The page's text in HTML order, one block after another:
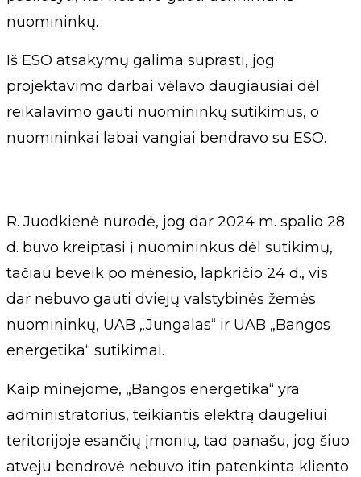
nuomininkų.
Iš ESO atsakymų galima suprasti, jog
projektavimo darbai vėlavo daugiausiai dėl
reikalavimo gauti nuomininkų sutikimus, o
nuomininkai labai vangiai bendravo su ESO.
R. Juodkienė nurodė, jog dar 2024 m. spalio 28
d. buvo kreiptasi į nuomininkus dėl sutikimų,
tačiau beveik po mėnesio, lapkričio 24 d., vis
dar nebuvo gauti dviejų valstybinės žemės
nuomininkų, UAB „Jungalas“ ir UAB „Bangos
energetika“ sutikimai.
Kaip minėjome, „Bangos energetika“ yra
administratorius, teikiantis elektrą daugeliui
teritorijoje esančių įmonių, tad panašu, jog šiuo
atveju bendrovė nebuvo itin patenkinta kliento